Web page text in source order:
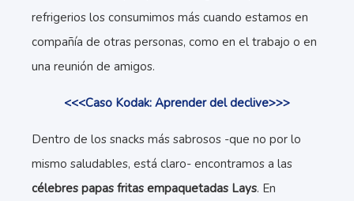
refrigerios los consumimos más cuando estamos en
compañía de otras personas, como en el trabajo o en
una reunión de amigos.
<<<Caso Kodak: Aprender del declive>>>
Dentro de los snacks más sabrosos -que no por lo
mismo saludables, está claro- encontramos a las
célebres papas fritas empaquetadas Lays. En